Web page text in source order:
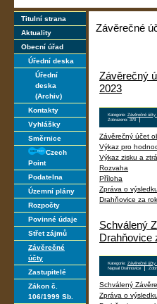
Titulní strana
Aktuality
Obecní úřad
Úřední deska
Úřední
deska
(Archiv)
Kontakty
Vyhlášky
Směrnice
Czech
Point
Podatelna
Územní plány
Rozpočty
Povinné údaje
Střet zájmů
Závěrečné
účty
Zastupitelé
Zákon č.
106/1999 Sb.
Závěrečné
Závěrečný
2023
Kategorie:Závěrečné účty
Zobrazeno: 370
Závěrečný účet
Výkaz pro
Výkaz zisku a
Rozvaha
Příloha
Zpráva o
Drahňovice za
Schválený
Drahňovice
Kategorie:Závěrečné účty
Napsal Drahnovice
Schválený
Zpráva o